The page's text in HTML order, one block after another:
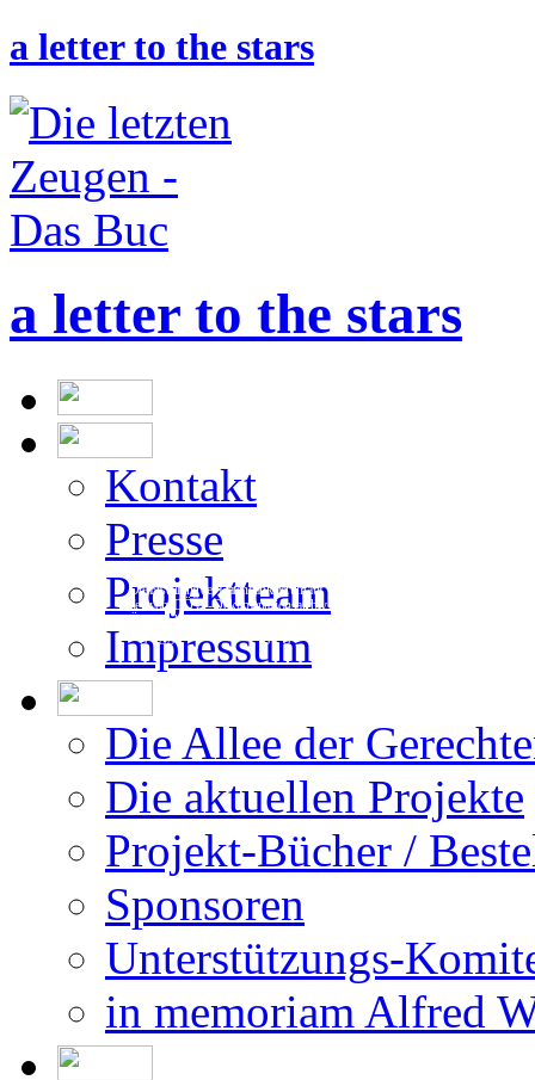
a letter to the stars
a letter to the stars
Kontakt
Presse
Projektteam
Impressum
Die Allee der
Die aktuellen Projekte
Projekt-Bücher /
Sponsoren
Unterstützungs-
in memoriam Alfred
Die Erstellung der Datenbank beruht auf
den vom DÖW - Dokumentationsarchiv des
Österreichischen Widerstandes - zur Ver-